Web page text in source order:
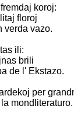
koroj:
floroj
verda vazo.
ili:
brili
de l' Ekstazo.
per